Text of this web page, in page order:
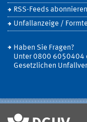
RSS-Feeds abonnieren
Unfallanzeige /
Haben Sie Fragen?
Unter 0800 6050404
Gesetzlichen